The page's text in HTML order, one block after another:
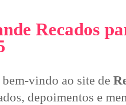
Recados
bem-vindo ao site de
depoimentos e